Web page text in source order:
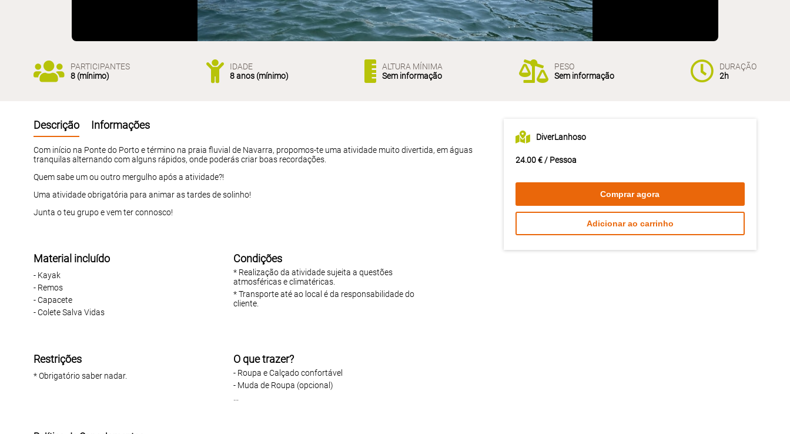
PARTICIPANTES
8 (mínimo)
IDADE
8 anos (mínimo)
ALTURA MÍNIMA
Sem informação
PESO
Sem informação
DURAÇÃO
2h
Descrição Informações
Com início na Ponte do Porto e término na praia fluvial de Navarra, propomos-te uma atividade muito divertida, em águas
tranquilas alternando com alguns rápidos, onde poderás criar boas recordações.
Quem sabe um ou outro mergulho após a atividade?!
Uma atividade obrigatória para animar as tardes de solinho!
Junta o teu grupo e vem ter connosco!
Material incluído
- Kayak
- Remos
- Capacete
- Colete Salva Vidas
Condições
* Realização da atividade sujeita a questões
atmosféricas e climatéricas.
* Transporte até ao local é da responsabilidade do
cliente.
Restrições
* Obrigatório saber nadar.
O que trazer?
- Roupa e Calçado confortável
- Muda de Roupa (opcional)
DiverLanhoso
24.00 € / Pessoa
Comprar agora
Adicionar ao carrinho